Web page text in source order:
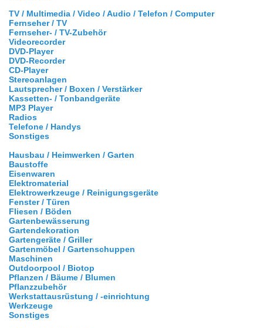
TV / Multimedia / Video / Audio / Telefon / Computer
Fernseher / TV
Fernseher- / TV-Zubehör
Videorecorder
DVD-Player
DVD-Recorder
CD-Player
Stereoanlagen
Lautsprecher / Boxen / Verstärker
Kassetten- / Tonbandgeräte
MP3 Player
Radios
Telefone / Handys
Sonstiges
Hausbau / Heimwerken / Garten
Baustoffe
Eisenwaren
Elektromaterial
Elektrowerkzeuge / Reinigungsgeräte
Fenster / Türen
Fliesen / Böden
Gartenbewässerung
Gartendekoration
Gartengeräte / Griller
Gartenmöbel / Gartenschuppen
Maschinen
Outdoorpool / Biotop
Pflanzen / Bäume / Blumen
Pflanzzubehör
Werkstattausrüstung / -einrichtung
Werkzeuge
Sonstiges